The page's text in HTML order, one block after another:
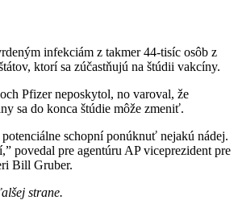
infekciám z takmer 44-tisíc osôb z
ktorí sa zúčastňujú na štúdii vakcíny.
Pfizer neposkytol, no varoval, že
sa do konca štúdie môže zmeniť.
schopní ponúknuť nejakú nádej.
povedal pre agentúru AP viceprezident pre
Bill Gruber.
strane.